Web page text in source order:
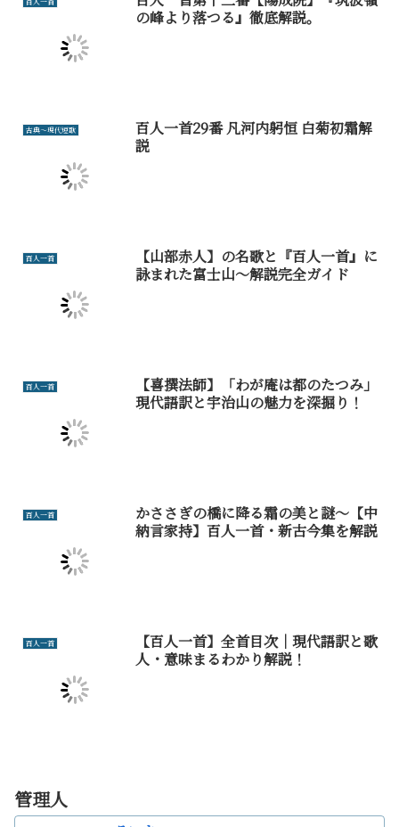
の峰より落つる』徹底解説。
古典～現代短歌
百人一首29番 凡河内躬恒 白菊初霜解
説
百人一首
【山部赤人】の名歌と『百人一首』に
詠まれた富士山～解説完全ガイド
百人一首
【喜撰法師】「わが庵は都のたつみ」
現代語訳と宇治山の魅力を深掘り！
百人一首
かささぎの橋に降る霜の美と謎～【中
納言家持】百人一首・新古今集を解説
百人一首
【百人一首】全首目次｜現代語訳と歌
人・意味まるわかり解説！
管理人